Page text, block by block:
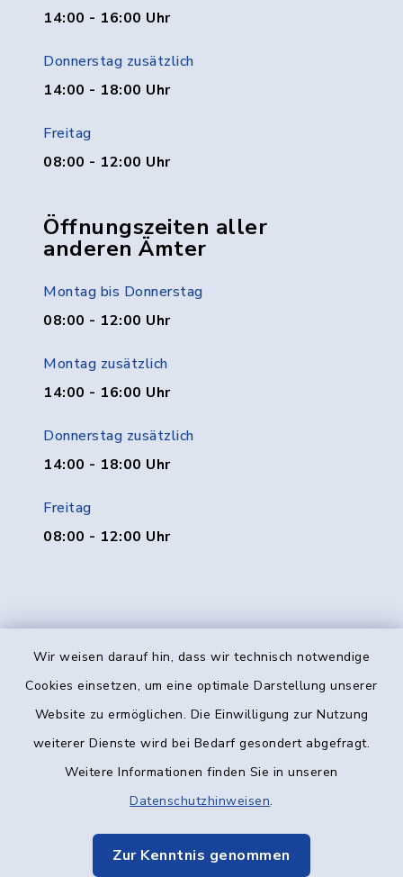
Wir weisen darauf hin, dass wir technisch notwendige
Cookies einsetzen, um eine optimale Darstellung unserer
Website zu ermöglichen. Die Einwilligung zur Nutzung
weiterer Dienste wird bei Bedarf gesondert abgefragt.
Weitere Informationen finden Sie in unseren
Datenschutzhinweisen.
Zur Kenntnis genommen
14:00 - 16:00 Uhr
Donnerstag zusätzlich
14:00 - 18:00 Uhr
Freitag
08:00 - 12:00 Uhr
Öffnungszeiten aller
anderen Ämter
Montag bis Donnerstag
08:00 - 12:00 Uhr
Montag zusätzlich
14:00 - 16:00 Uhr
Donnerstag zusätzlich
14:00 - 18:00 Uhr
Freitag
08:00 - 12:00 Uhr
Kontakt
Datenschutz
Elektronische Kommunikation